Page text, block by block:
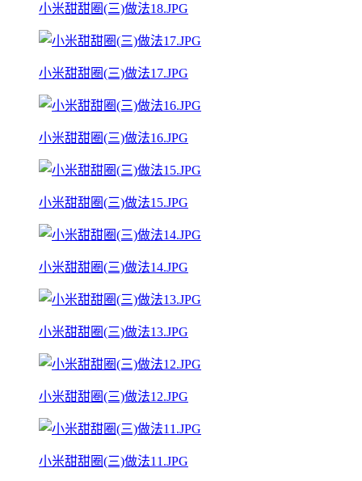
小米甜甜圈(三)做法18.JPG
小米甜甜圈(三)做法17.JPG
小米甜甜圈(三)做法16.JPG
小米甜甜圈(三)做法15.JPG
小米甜甜圈(三)做法14.JPG
小米甜甜圈(三)做法13.JPG
小米甜甜圈(三)做法12.JPG
小米甜甜圈(三)做法11.JPG